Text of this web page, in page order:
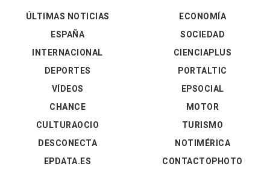
ÚLTIMAS NOTICIAS
ESPAÑA
INTERNACIONAL
DEPORTES
VÍDEOS
ECONOMÍA
SOCIEDAD
CIENCIAPLUS
PORTALTIC
EPSOCIAL
CHANCE
CULTURAOCIO
DESCONECTA
EPDATA.ES
MOTOR
TURISMO
NOTIMÉRICA
CONTACTOPHOTO